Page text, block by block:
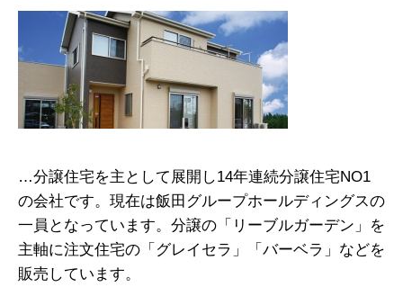
…分譲住宅を主として展開し14年連続分譲住宅NO1
の会社です。現在は飯田グループホールディングスの
一員となっています。分譲の「リーブルガーデン」を
主軸に注文住宅の「グレイセラ」「バーベラ」などを
販売しています。